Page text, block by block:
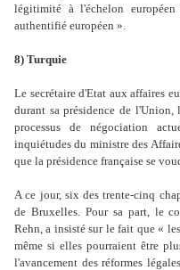
légitimité à l'échelon
authentifié européen ».
8) Turquie
Le secrétaire d'Etat aux affaires
durant sa présidence de
processus de négociation
inquiétudes du ministre des
que la présidence française se
A ce jour, six des trente-cinq
de Bruxelles. Pour sa part, le
Rehn, a insisté sur le fait que «
même si elles pourraient être
l'avancement des réformes